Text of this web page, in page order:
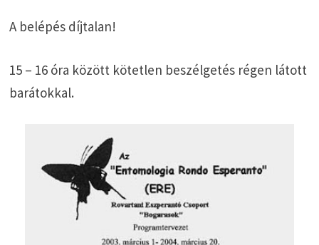
A belépés díjtalan!
15 – 16 óra között kötetlen beszélgetés régen látott
barátokkal.